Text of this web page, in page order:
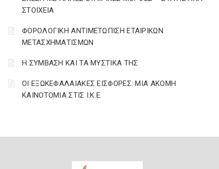
ΣΤΟΙΧΕΙΑ
ΦΟΡΟΛΟΓΙΚΗ ΑΝΤΙΜΕΤΩΠΙΣΗ ΕΤΑΙΡΙΚΩΝ
ΜΕΤΑΣΧΗΜΑΤΙΣΜΩΝ
Η ΣΥΜΒΑΣΗ ΚΑΙ ΤΑ ΜΥΣΤΙΚΑ ΤΗΣ
ΟΙ ΕΞΩΚΕΦΑΛΑΙΑΚΕΣ ΕΙΣΦΟΡΕΣ: ΜΙΑ ΑΚΟΜΗ
ΚΑΙΝΟΤΟΜΙΑ ΣΤΙΣ Ι.Κ.Ε.